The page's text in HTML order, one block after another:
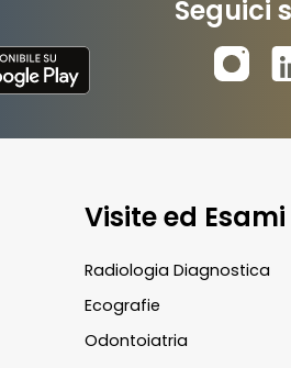
Seguici
Visite ed Esami
Radiologia Diagnostica
Ecografie
Odontoiatria